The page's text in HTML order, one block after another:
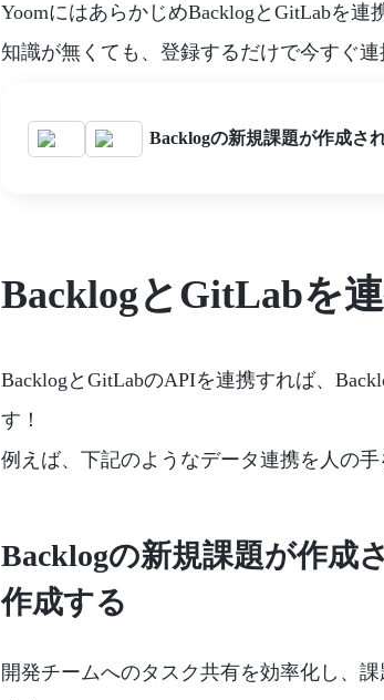
YoomにはあらかじめBacklogとGitLabを
知識が無くても、登録するだけで今すぐ連
Backlogの新規課題が作成さ
BacklogとGitLabを
BacklogとGitLabのAPIを連携すれば、
す！
例えば、下記のようなデータ連携を人の
Backlogの新規課題が作成
作成する
開発チームへのタスク共有を効率化し、